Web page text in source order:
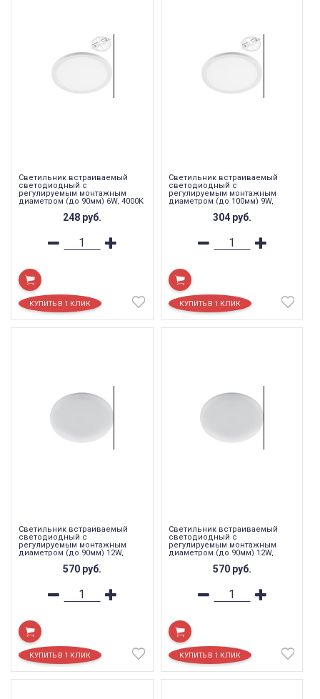
Светильник встраиваемый
светодиодный с
регулируемым монтажным
диаметром (до 90мм) 6W, 4000K
248 руб.
Светильник встраиваемый
светодиодный с
регулируемым монтажным
диаметром (до 100мм) 9W,
304 руб.
Светильник встраиваемый
светодиодный с
регулируемым монтажным
диаметром (до 90мм) 12W,
570 руб.
Светильник встраиваемый
светодиодный с
регулируемым монтажным
диаметром (до 90мм) 12W,
570 руб.